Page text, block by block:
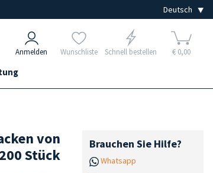
Anmelden Wunschliste Schnell bestellen € 0,00
von
Stück
Brauchen Sie Hilfe?
Whatsapp